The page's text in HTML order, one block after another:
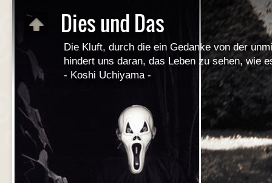
Dies und Das
Die Kluft, durch die ein Gedanke von der
hindert uns daran, das Leben zu sehen, wie
- Koshi Uchiyama -